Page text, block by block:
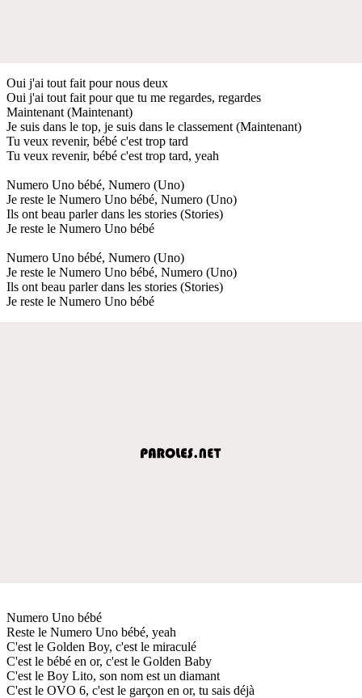
Oui j'ai tout fait pour nous deux
Oui j'ai tout fait pour que tu me regardes, regardes
Maintenant (Maintenant)
Je suis dans le top, je suis dans le classement (Maintenant)
Tu veux revenir, bébé c'est trop tard
Tu veux revenir, bébé c'est trop tard, yeah
Numero Uno bébé, Numero (Uno)
Je reste le Numero Uno bébé, Numero (Uno)
Ils ont beau parler dans les stories (Stories)
Je reste le Numero Uno bébé
Numero Uno bébé, Numero (Uno)
Je reste le Numero Uno bébé, Numero (Uno)
Ils ont beau parler dans les stories (Stories)
Je reste le Numero Uno bébé
Numero Uno bébé
Reste le Numero Uno bébé, yeah
C'est le Golden Boy, c'est le miraculé
C'est le bébé en or, c'est le Golden Baby
C'est le Boy Lito, son nom est un diamant
C'est le OVO 6, c'est le garçon en or, tu sais déjà